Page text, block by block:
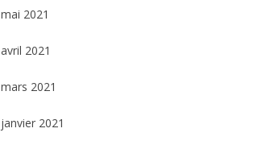
mai 2021
avril 2021
mars 2021
janvier 2021